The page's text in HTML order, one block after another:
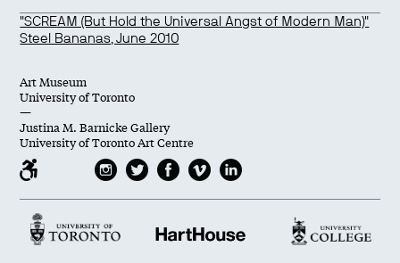
"SCREAM (But Hold the Universal Angst of Modern Man)"
Steel Bananas, June 2010
Art Museum
University of Toronto
—
Justina M. Barnicke Gallery
University of Toronto Art Centre